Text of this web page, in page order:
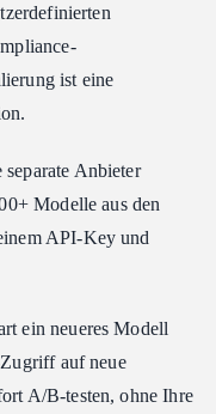
ist eine
Anbieter
Modelle aus den
API-Key und
ein neueres Modell
auf neue
A/B-testen, ohne Ihre